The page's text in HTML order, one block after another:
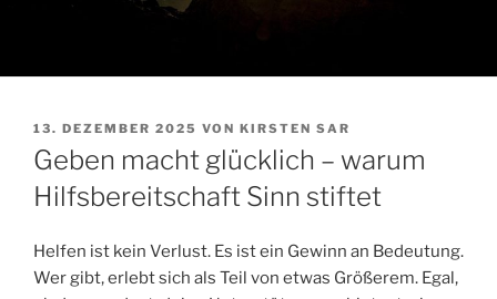
VERÖFFENTLICHT
AM
13. DEZEMBER 2025 VON KIRSTEN SAR
Geben macht glücklich – warum
Hilfsbereitschaft Sinn stiftet
Helfen ist kein Verlust. Es ist ein Gewinn an Bedeutung.
Wer gibt, erlebt sich als Teil von etwas Größerem. Egal,